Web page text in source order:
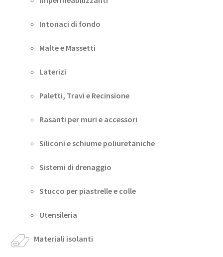
Intonaci di fondo
Malte e Massetti
Laterizi
Paletti, Travi e Recinsione
Rasanti per muri e accessori
Siliconi e schiume poliuretaniche
Sistemi di drenaggio
Stucco per piastrelle e colle
Utensileria
Materiali isolanti